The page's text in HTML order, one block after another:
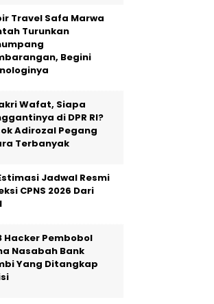
Travel Safa Marwa
Turunkan
Begini
Wafat, Siapa
di DPR RI?
Adirozal Pegang
Terbanyak
Jadwal Resmi
CPNS 2026 Dari
Hacker Pembobol
Nasabah Bank
Yang Ditangkap